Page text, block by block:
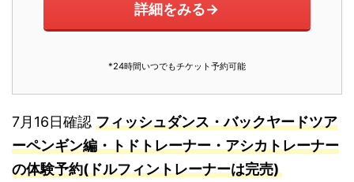
詳細をみる→
*24時間いつでもチケット予約可能
7月16日確認 フィッシュダンス・バックヤードツア
ーペンギン編・トドトレーナー・アシカトレーナー
の体験予約(ドルフィントレーナーは完売)